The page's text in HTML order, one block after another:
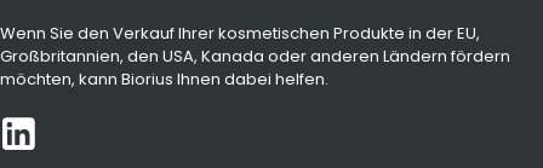
Wenn Sie den Verkauf Ihrer kosmetischen Produkte in der EU,
Großbritannien, den USA, Kanada oder anderen Ländern fördern
möchten, kann Biorius Ihnen dabei helfen.